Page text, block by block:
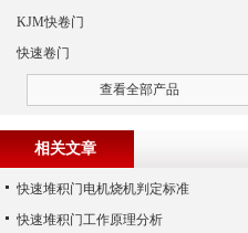
KJM快卷门
快速卷门
查看全部产品
相关文章
快速堆积门电机烧机判定标准
快速堆积门工作原理分析